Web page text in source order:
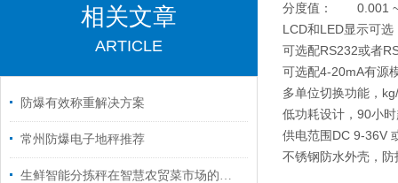
相关文章
ARTICLE
防爆有效称重解决方案
常州防爆电子地秤推荐
生鲜智能分拣秤在智慧农贸菜市场的应用
分度值： 0.001 ~
LCD和LED显示可选
可选配RS232或者
可选配4-20mA有源
多单位切换功能，
低功耗设计，90小
供电范围DC 9-36V
不锈钢防水外壳，